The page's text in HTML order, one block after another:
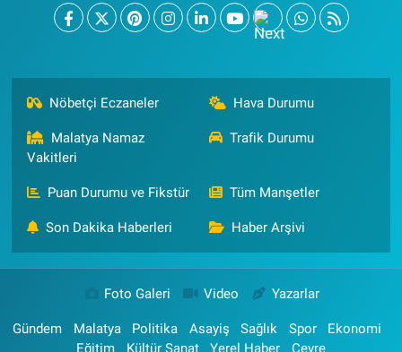
Nöbetçi Eczaneler Hava Durumu
Malatya Namaz
Vakitleri
Trafik Durumu
Puan Durumu ve Fikstür Tüm Manşetler
Son Dakika Haberleri Haber Arşivi
Foto Galeri Video Yazarlar
Gündem Malatya Politika Asayiş Sağlık Spor
Ekonomi
Eğitim
Kültür Sanat Yerel Haber Çevre